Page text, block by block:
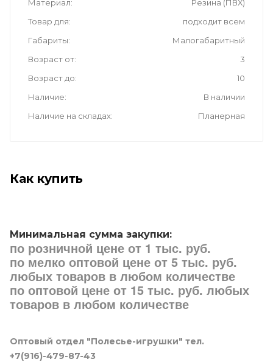
Материал
Резина (ПВХ)
Товар для
подходит всем
Габариты
Малогабаритный
Возраст от
3
Возраст до
10
Наличие
В наличии
Наличие на складах
Планерная
Как купить
Минимальная сумма закупки:
по розничной цене от 1 тыс. руб.
по мелко оптовой цене от 5 тыс. руб.
любых товаров в любом количестве
по оптовой цене от 15 тыс. руб. любых
товаров в любом количестве
Оптовый отдел "Полесье-игрушки" тел.
+7(916)-479-87-43